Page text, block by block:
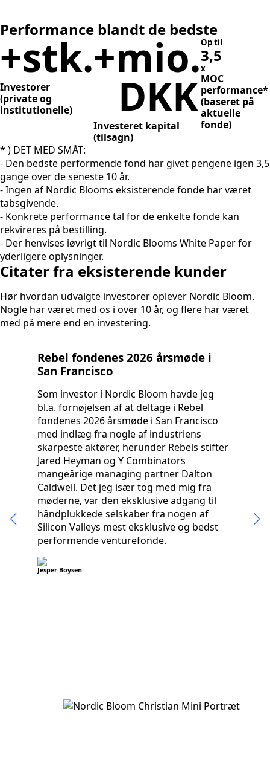
Performance blandt de bedste
+stk.
Investorer
(private og
institutionelle)
+mio.
DKK
Investeret kapital
(tilsagn)
Op til
3,5
x
MOC
performance*
(baseret på
aktuelle
fonde)
* ) DET MED SMÅT:
- Den bedste performende fond har givet pengene igen 3,5
gange over de seneste 10 år.
- Ingen af Nordic Blooms eksisterende fonde har været
tabsgivende.
- Konkrete performance tal for de enkelte fonde kan
rekvireres på bestilling.
- Der henvises iøvrigt til Nordic Blooms White Paper for
yderligere oplysninger.
Citater fra eksisterende kunder
Hør hvordan udvalgte investorer oplever Nordic Bloom.
Nogle har været med os i over 10 år, og flere har været
med på mere end en investering.
Rebel fondenes 2026 årsmøde i
San Francisco
Som investor i Nordic Bloom havde jeg
bl.a. fornøjelsen af at deltage i Rebel
fondenes 2026 årsmøde i San Francisco
med indlæg fra nogle af industriens
skarpeste aktører, herunder Rebels stifter
Jared Heyman og Y Combinators
mangeårige managing partner Dalton
Caldwell. Det jeg især tog med mig fra
møderne, var den eksklusive adgang til
håndplukkede selskaber fra nogen af
Silicon Valleys mest eksklusive og bedst
performende venturefonde.
Jesper Boysen